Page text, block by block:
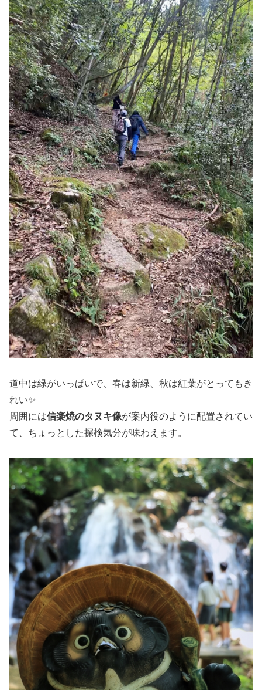
道中は緑がいっぱいで、春は新緑、秋は紅葉がとってもき
れい✨
周囲には信楽焼のタヌキ像が案内役のように配置されてい
て、ちょっとした探検気分が味わえます。